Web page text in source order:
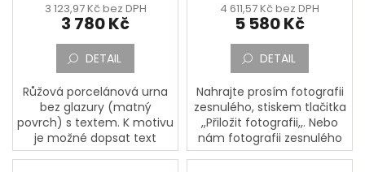
3 123,97 Kč bez DPH
3 780 Kč
DETAIL
Růžová porcelánová urna
bez glazury (matný
povrch) s textem. K motivu
je možné dopsat text
zesnulého. Text prosím
4 611,57 Kč bez DPH
5 580 Kč
DETAIL
Nahrajte prosím fotografii
zesnulého, stiskem tlačitka
,,Přiložit fotografii,,. Nebo
nám fotografii zesnulého
pošlete poštou na adresu: